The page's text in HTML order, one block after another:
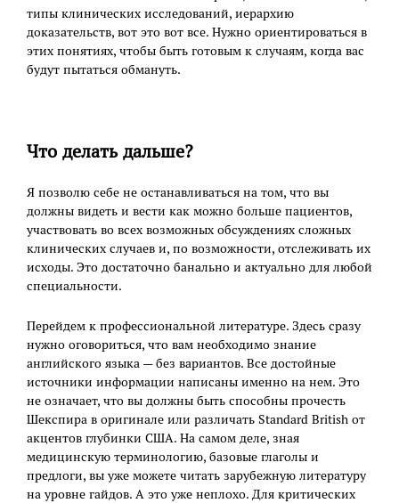
типы клинических исследований, иерархию
доказательств, вот это вот все. Нужно ориентироваться в
этих понятиях, чтобы быть готовым к случаям, когда вас
будут пытаться обмануть.
Что делать дальше?
Я позволю себе не останавливаться на том, что вы
должны видеть и вести как можно больше пациентов,
участвовать во всех возможных обсуждениях сложных
клинических случаев и, по возможности, отслеживать их
исходы. Это достаточно банально и актуально для любой
специальности.
Перейдем к профессиональной литературе. Здесь сразу
нужно оговориться, что вам необходимо знание
английского языка — без вариантов. Все достойные
источники информации написаны именно на нем. Это
не означает, что вы должны быть способны прочесть
Шекспира в оригинале или различать Standard British от
акцентов глубинки США. На самом деле, зная
медицинскую терминологию, базовые глаголы и
предлоги, вы уже можете читать зарубежную литературу
на уровне гайдов. А это уже неплохо. Для критических